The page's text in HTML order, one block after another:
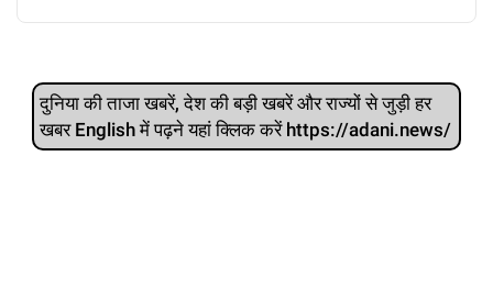
दुनिया की ताजा खबरें, देश की बड़ी खबरें और राज्‍यों से जुड़ी हर
खबर English में पढ़ने यहां क्लिक करें https://adani.news/